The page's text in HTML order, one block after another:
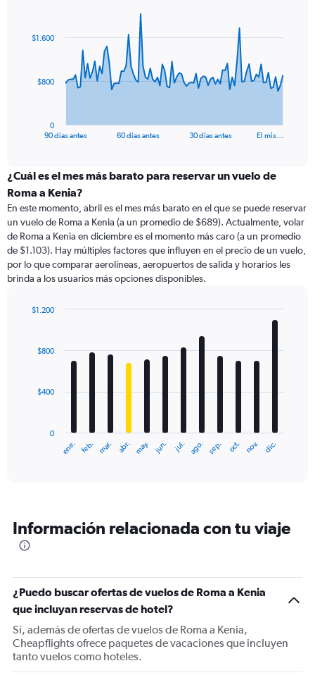
data
The
categories.
Range:
categories.
The
chart
has
1
Y
displaying
90 días antes 60 días antes 30 días antes El mis…
0
$800
$1.600
¿Cuál es el mes más barato para reservar un vuelo de
Roma a Kenia?
En este momento, abril es el mes más barato en el que se puede reservar
un vuelo de Roma a Kenia (a un promedio de $689). Actualmente, volar
de Roma a Kenia en diciembre es el momento más caro (a un promedio
de $1.103). Hay múltiples factores que influyen en el precio de un vuelo,
por lo que comparar aerolíneas, aeropuertos de salida y horarios les
brinda a los usuarios más opciones disponibles.
with
The
categories.
The
Y
axis
displaying
values.
Range:
0
ene. feb. mar. abr. may. jun. jul. ago. sep. oct. nov. dic.
0
$400
$800
$1.200
Información relacionada con tu viaje
¿Puedo buscar ofertas de vuelos de Roma a Kenia
que incluyan reservas de hotel?
Sí, además de ofertas de vuelos de Roma a Kenia,
Cheapflights ofrece paquetes de vacaciones que incluyen
tanto vuelos como hoteles.